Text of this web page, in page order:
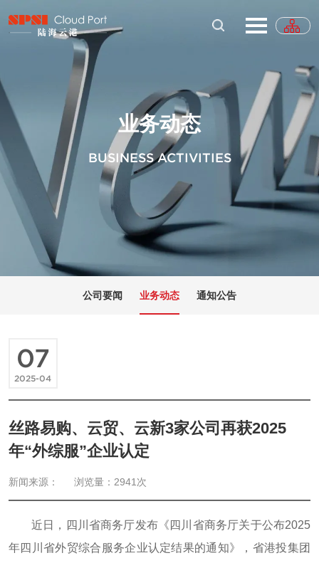
业务动态
BUSINESS ACTIVITIES
公司要闻 业务动态 通知公告
07
2025-04
丝路易购、云贸、云新3家公司再获2025
年“外综服”企业认定
新闻来源： 浏览量：2941次
近日，四川省商务厅发布《四川省商务厅关于公布2025
年四川省外贸综合服务企业认定结果的通知》，省港投集团